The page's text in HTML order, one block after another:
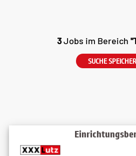
3Jobs im Bereich
SUCHE